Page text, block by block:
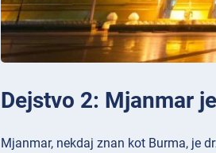
Dejstvo 2: Mjanmar
Mjanmar, nekdaj znan kot Burma, je